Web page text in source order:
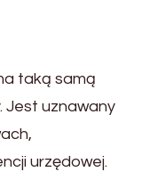
taką samą
Jest uznawany
urzędowej.